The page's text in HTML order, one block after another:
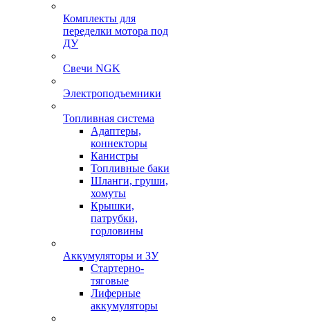
Комплекты для
переделки мотора под
ДУ
Свечи NGK
Электроподъемники
Топливная система
Адаптеры,
коннекторы
Канистры
Топливные баки
Шланги, груши,
хомуты
Крышки,
патрубки,
горловины
Аккумуляторы и ЗУ
Стартерно-
тяговые
Лиферные
аккумуляторы